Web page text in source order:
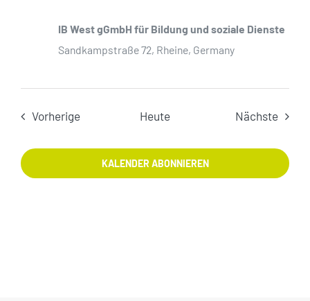
IB West gGmbH für Bildung und soziale Dienste
Sandkampstraße 72, Rheine, Germany
VorherigeVeranstaltungen
Heute Nächste
KALENDER ABONNIEREN